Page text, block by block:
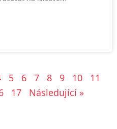
5 6 7 8 9 10
11
17 Následující »